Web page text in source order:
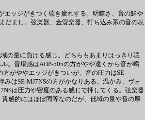
エッジがきつく聴き疲れする。明瞭さ、音の鮮や
だまし。弦楽器、金管楽器、打ち込み系の音の表
の量に負ける感じ。どちらもあまりはっきり聴
。音場感はAHP-505の方がやや遠くから音が鳴
がややエッジがきついが、音の圧力はSE-
はSE-MJ7NSの方がかなりある。温かみ、ヴォ
は圧力や密度のある感じで押してくる。弦楽器
感的にはほぼ同等なのだが、低域の量や音の厚